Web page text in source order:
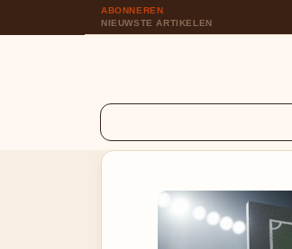
ABONNEREN
NIEUWSTE ARTIKELEN